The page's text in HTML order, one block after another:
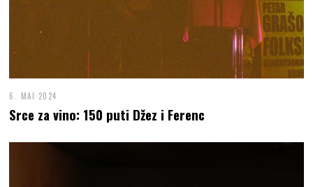
6. MAI 2024
Srce za vino: 150 puti Džez i Ferenc